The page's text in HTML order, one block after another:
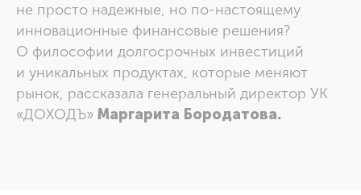
не просто надежные, но по-настоящему
инновационные финансовые решения?
О философии долгосрочных инвестиций
и уникальных продуктах, которые меняют
рынок, рассказала генеральный директор УК
«ДОХОДЪ» Маргарита Бородатова.